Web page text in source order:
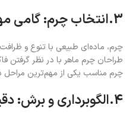
3.انتخاب چرم: گامی مهم در دنیای طراحی
چرم، ماده‌ای طبیعی با تنوع و
طراحان چرم ماهر با در نظر گرفتن
چرم مناسب یکی از مهم‌ترین
4.الگوبرداری و برش: دقیق و ظریف، گامی به سوی خلق اثر